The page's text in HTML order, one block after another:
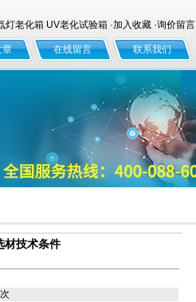
老化箱 UV老化试验箱 ·加入收藏·询价留言
章 在线留言 联系我们
材技术条件
次